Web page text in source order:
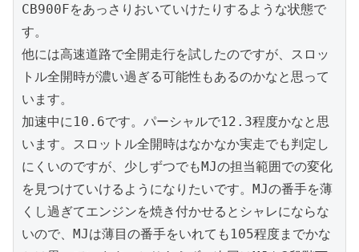
CB900Fをあっさりおいていけたりするような状態で
す。
他には高速道路で全開走行を試したのですが、スロッ
トル全開時が濃い過ぎる可能性もあるのかなと思って
います。
加速中に10.6です。パーシャルで12.3程度かなと思
います。スロットル全開時はなかなか実走でも判定し
にくいのですが、少しずつでもMJの担当範囲での変化
を見つけていけるようになりたいです。MJの番手を薄
くし過ぎてエンジンを焼き付かせるとシャレにならな
いので、MJは薄目の番手をいれても105程度までかな